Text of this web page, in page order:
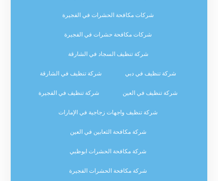
شركات مكافحة الحشرات في الفجيرة
شركات مكافحة حشرات في الفجيرة
شركة تنظيف السجاد في الشارقة
شركة تنظيف في دبي شركة تنظيف في الشارقة
شركة تنظيف في العين شركة تنظيف في الفجيرة
شركة تنظيف واجهات زجاجية في الإمارات
شركة مكافحة الثعابين في العين
شركة مكافحة الحشرات ابوظبي
شركة مكافحة الحشرات الفجيرة